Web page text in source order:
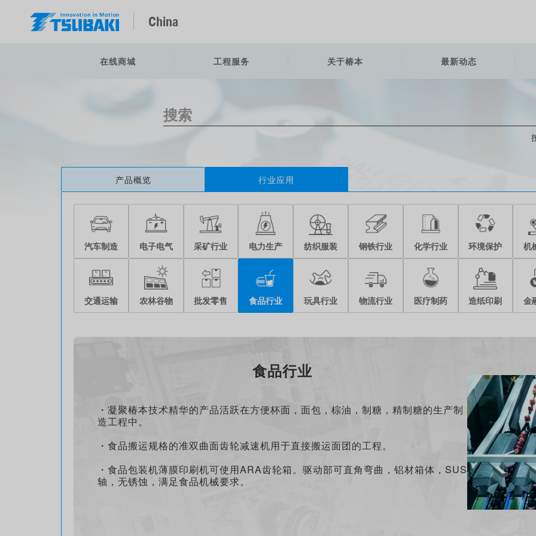
China
在线商城 工程服务 关于椿本 最新动态
产品概览 行业应用
汽车制造 电子电气 采矿行业 电力生产 纺织服装 钢铁行业 化学行业 环境保护 机
交通运输 农林谷物 批发零售 食品行业 玩具行业 物流行业 医疗制药 造纸印刷 金
食品行业
・凝聚椿本技术精华的产品活跃在方便杯面，面包，棕油，制糖，精制糖的生产制
造工程中。
・食品搬运规格的准双曲面齿轮减速机用于直接搬运面团的工程。
・食品包装机薄膜印刷机可使用ARA齿轮箱。驱动部可直角弯曲，铝材箱体，SUS
轴，无锈蚀，满足食品机械要求。